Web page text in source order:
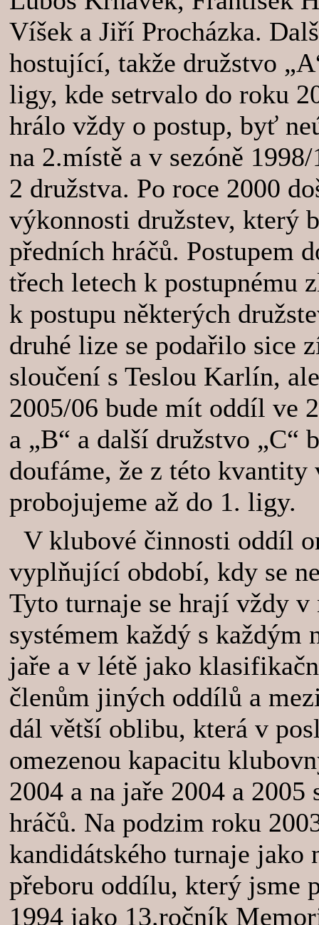
Víšek a Jiří Procházka.
hostující, takže družstvo
ligy, kde setrvalo do roku
hrálo vždy o postup, byť
na 2.místě a v sezóně
2 družstva. Po roce 2000
výkonnosti družstev, který
předních hráčů. Postupem
třech letech k postupnému
k postupu některých
druhé lize se podařilo sice
sloučení s Teslou Karlín,
2005/06 bude mít oddíl ve
a „B“ a další družstvo
doufáme, že z této kvantity
probojujeme až do 1. ligy.
V klubové činnosti oddíl
vyplňující období, kdy se
Tyto turnaje se hrají vždy
systémem každý s každým
jaře a v létě jako
členům jiných oddílů a
dál větší oblibu, která v
omezenou kapacitu
2004 a na jaře 2004 a
hráčů. Na podzim roku
kandidátského turnaje jako
přeboru oddílu, který jsme
1994 jako 13.ročník